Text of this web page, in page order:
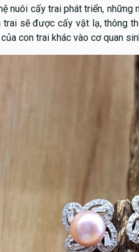
nuôi cấy trai phát triển,
trai sẽ được cấy vật lạ, thông
con trai khác vào cơ quan